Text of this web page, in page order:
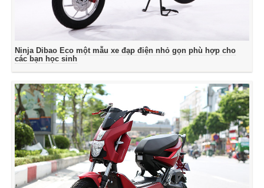
Ninja Dibao Eco một mẫu xe đạp điện nhỏ gọn phù hợp cho
các bạn học sinh